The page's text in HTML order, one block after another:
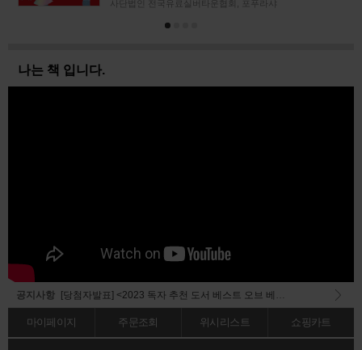
사단법인 전국유료실버타운협회, 포푸라샤
나는 책 입니다.
공지사항 [당첨자발표] <2023 독자 추천 도서 베스트 오브 베스트> 이벤트 결과 안내
[공지] 회원가입 메일 오발송 전산오류 공지
마이페이지 주문조회 위시리스트 쇼핑카트